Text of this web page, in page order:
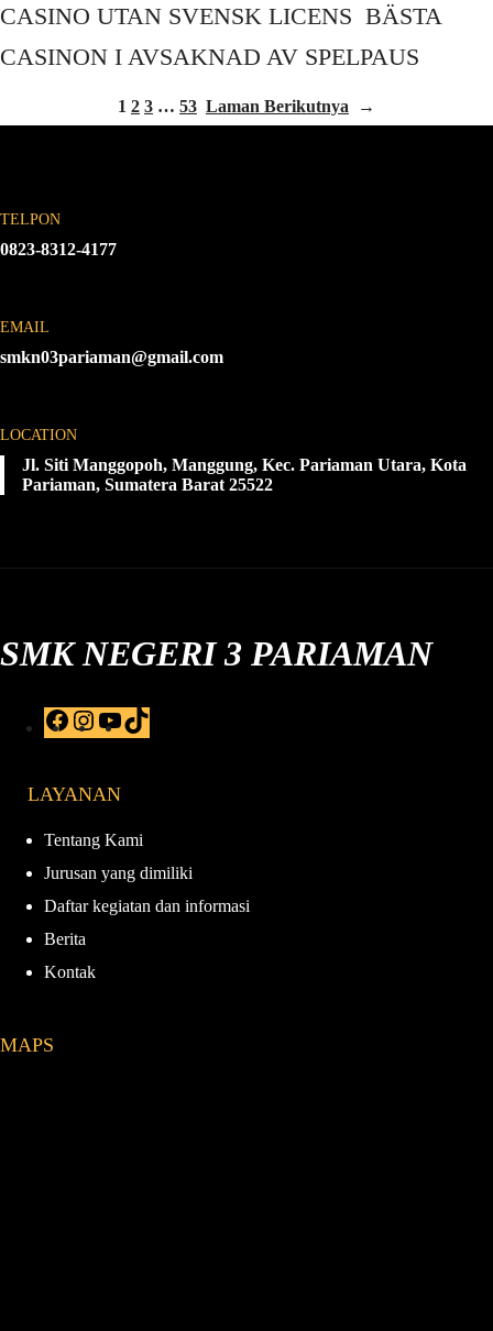
CASINO UTAN SVENSK LICENS ️ BÄSTA
CASINON I AVSAKNAD AV SPELPAUS
1 2 3 … 53 Laman Berikutnya →
TELPON
0823-8312-4177
EMAIL
smkn03pariaman@gmail.com
LOCATION
Jl. Siti Manggopoh, Manggung, Kec. Pariaman Utara, Kota
Pariaman, Sumatera Barat 25522
SMK NEGERI 3 PARIAMAN
F
a
b
o
I
n
a
r
a
m
Y
o
e
i
LAYANAN
Tentang Kami
Jurusan yang dimiliki
Daftar kegiatan dan informasi
Berita
Kontak
MAPS